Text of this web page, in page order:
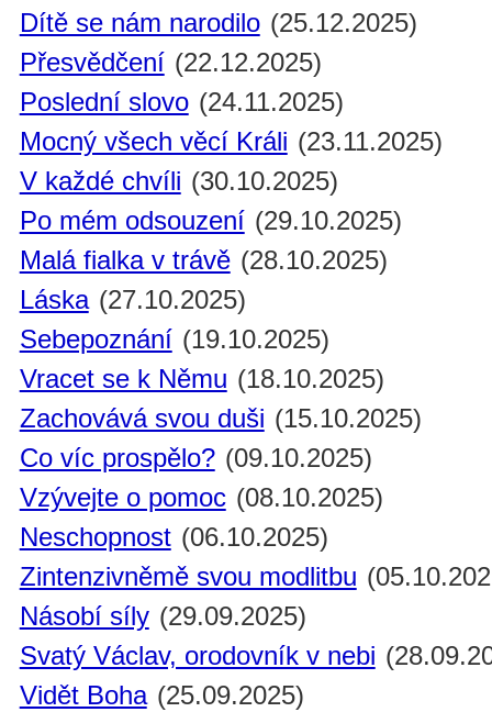
Dítě se nám narodilo (25.12.2025)
Přesvědčení (22.12.2025)
Poslední slovo (24.11.2025)
Mocný všech věcí Králi (23.11.2025)
V každé chvíli (30.10.2025)
Po mém odsouzení (29.10.2025)
Malá fialka v trávě (28.10.2025)
Láska (27.10.2025)
Sebepoznání (19.10.2025)
Vracet se k Němu (18.10.2025)
Zachovává svou duši (15.10.2025)
Co víc prospělo? (09.10.2025)
Vzývejte o pomoc (08.10.2025)
Neschopnost (06.10.2025)
Zintenzivněmě svou modlitbu
Násobí síly (29.09.2025)
Svatý Václav, orodovník v nebi
Vidět Boha (25.09.2025)